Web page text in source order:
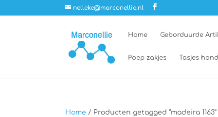
nelleke@marconellie.nl
Home Geborduurde
Poep zakjes Tasjes
Home / Producten getagged “madeira 1163”